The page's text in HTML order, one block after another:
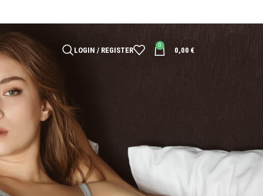
LOGIN / REGISTER
0
0,00 €